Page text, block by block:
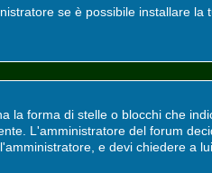
se è possibile installare la
la forma di stelle o blocchi che
L'amministratore del forum
e devi chiedere a